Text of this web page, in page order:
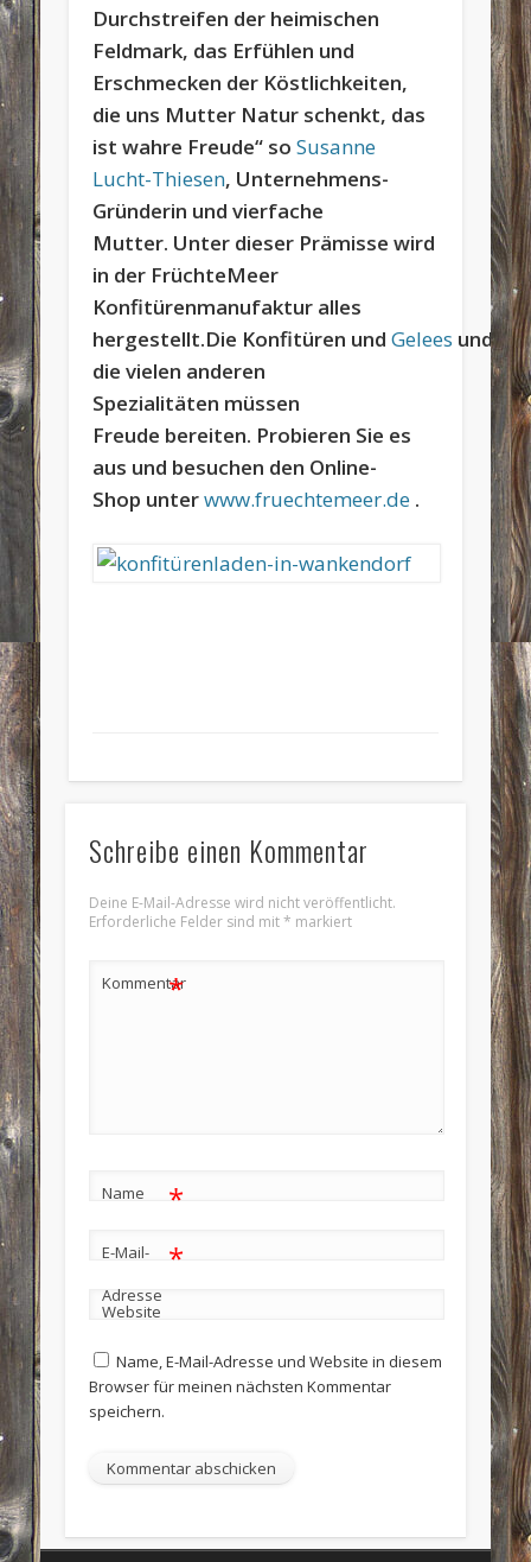
Durchstreifen der heimischen
Feldmark, das Erfühlen und
Erschmecken der Köstlichkeiten,
die uns Mutter Natur schenkt, das
ist wahre Freude“ soSusanne
Lucht-Thiesen, Unternehmens-
Gründerin und vierfache
Mutter. Unter dieser Prämisse wird
in der FrüchteMeer
Konfitürenmanufaktur alles
hergestellt.Die Konfitüren undGelees und
die vielen anderen
Spezialitäten müssen
Freude bereiten. Probieren Sie es
aus und besuchen den Online-
Shop unterwww.fruechtemeer.de .
Schreibe einen Kommentar
Deine E-Mail-Adresse wird nicht veröffentlicht.
Erforderliche Felder sind mit* markiert
Kommentar
*
Name *
E-Mail-
Adresse
*
Website
Name, E-Mail-Adresse und Website in diesem
Browser für meinen nächsten Kommentar
speichern.